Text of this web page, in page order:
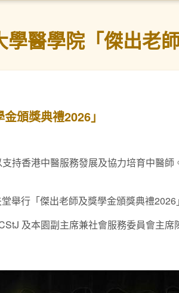
醫學院「傑出老
頒獎典禮2026」
持香港中醫服務發展及協力培育中醫
舉行「傑出老師及獎學金頒獎典禮
及本園副主席兼社會服務委員會主席